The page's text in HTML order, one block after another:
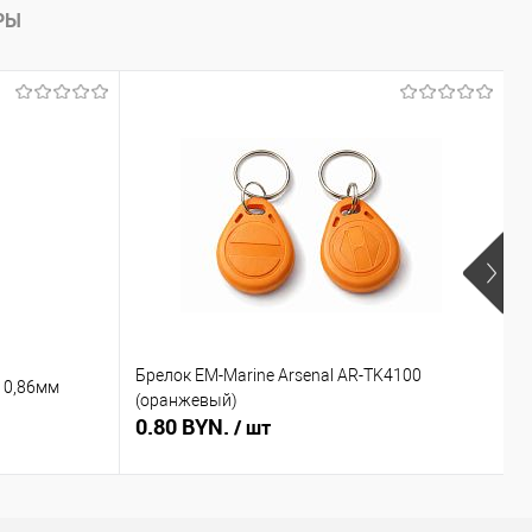
0,86мм
Брелок EM-Marine Arsenal AR-TK4100
(оранжевый)
0.80 BYN. / шт